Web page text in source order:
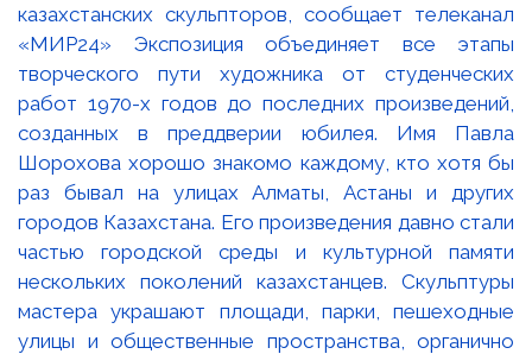
казахстанских скульпторов, сообщает телеканал
«МИР24» Экспозиция объединяет все этапы
творческого пути художника от студенческих
работ 1970-х годов до последних произведений,
созданных в преддверии юбилея. Имя Павла
Шорохова хорошо знакомо каждому, кто хотя бы
раз бывал на улицах Алматы, Астаны и других
городов Казахстана. Его произведения давно стали
частью городской среды и культурной памяти
нескольких поколений казахстанцев. Скульптуры
мастера украшают площади, парки, пешеходные
улицы и общественные пространства, органично